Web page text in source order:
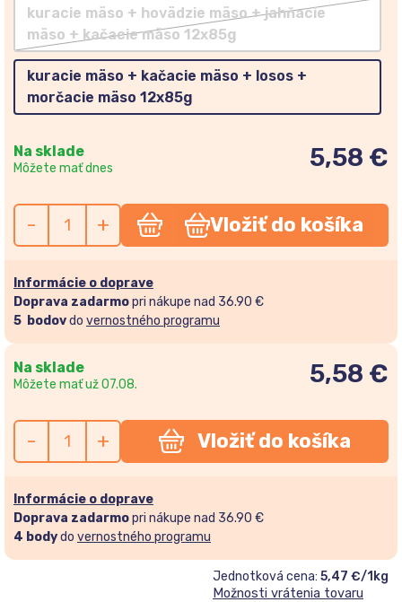
kuracie mäso + hovädzie mäso + jahňacie
mäso + kačacie mäso 12x85g
kuracie mäso + kačacie mäso + losos +
morčacie mäso 12x85g
Na sklade
Môžete mať dnes 5,58 €
- + Vložiť do košíka
Informácie o doprave
Doprava zadarmopri nákupe nad 36.90 €
5 bodovdo vernostného programu
Na sklade
Môžete mať už 07.08. 5,58 €
- + Vložiť do košíka
Informácie o doprave
Doprava zadarmopri nákupe nad 36.90 €
4 bodydo vernostného programu
Jednotková cena: 5,47 €/1kg
Možnosti vrátenia tovaru